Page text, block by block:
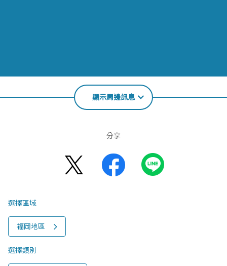
顯示周邊訊息
分享
選擇區域
福岡地區
選擇類別